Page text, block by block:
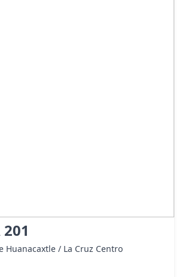
201
Huanacaxtle / La Cruz Centro